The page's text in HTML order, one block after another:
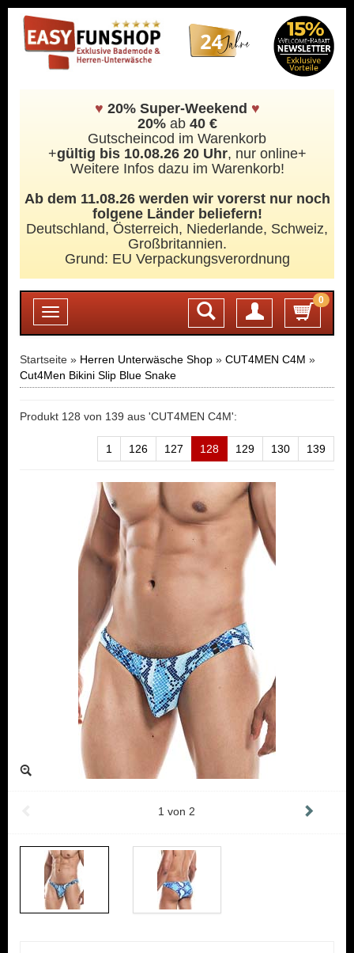
♥ 20% Super-Weekend ♥
20%ab 40 €
Gutscheincod im Warenkorb
+gültig bis 10.08.26 20 Uhr, nur online+
Weitere Infos dazu im Warenkorb!
Ab dem 11.08.26 werden wir vorerst nur noch
folgene Länder beliefern!
Deutschland, Österreich, Niederlande, Schweiz,
Großbritannien.
Grund: EU Verpackungsverordnung
Toggle
navigation
0
Login
Startseite » Herren Unterwäsche Shop » CUT4MEN C4M »
Cut4Men Bikini Slip Blue Snake
Produkt 128 von 139 aus 'CUT4MEN C4M':
1 126 127 128 129 130 139
1 von 2